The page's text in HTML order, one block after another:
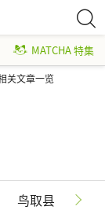
MATCHA 特集
关文章一览
鸟取县